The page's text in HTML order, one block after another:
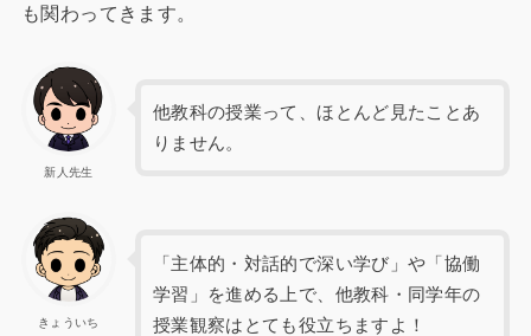
も関わってきます。
新人先生
他教科の授業って、ほとんど見たことあ
りません。
きょういち
「主体的・対話的で深い学び」や「協働
学習」を進める上で、他教科・同学年の
授業観察はとても役立ちますよ！